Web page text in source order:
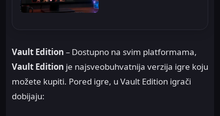
Vault Edition – Dostupno na svim platformama,
Vault Edition je najsveobuhvatnija verzija igre koju
možete kupiti. Pored igre, u Vault Edition igrači
dobijaju: